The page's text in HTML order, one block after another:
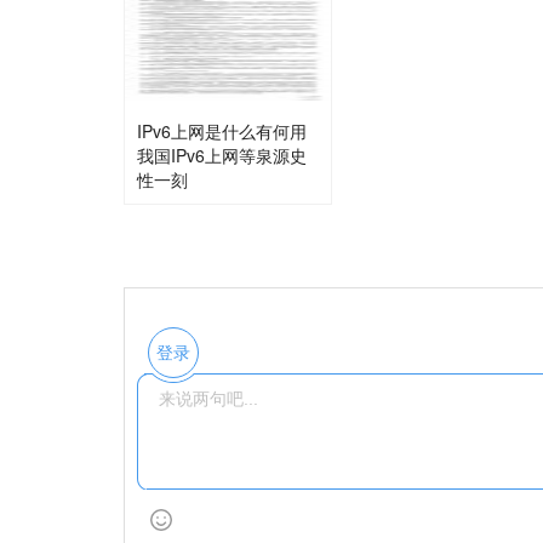
IPv6上网是什么有何用
我国IPv6上网等泉源史
性一刻
登录